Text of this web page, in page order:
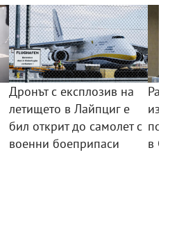
Дронът с експлозив на
летището в Лайпциг е
бил открит до самолет с
военни боеприпаси
в